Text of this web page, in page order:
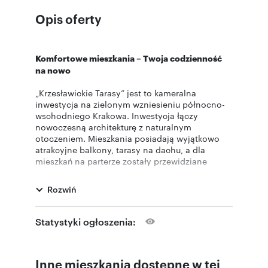
Opis oferty
Komfortowe mieszkania – Twoja codzienność
na nowo
„Krzesławickie Tarasy” jest to kameralna
inwestycja na zielonym wzniesieniu północno-
wschodniego Krakowa. Inwestycja łączy
nowoczesną architekturę z naturalnym
otoczeniem. Mieszkania posiadają wyjątkowo
atrakcyjne balkony, tarasy na dachu, a dla
mieszkań na parterze zostały przewidziane
świeżym powietrzu. Duże okna wprowadzają
mnóstwo naturalnego światła, a przestronny
układ wnętrz daje pełną swobodę w aranżacji i
codziennym użytkowaniu.
Rozwiń
Statystyki ogłoszenia:
Inne mieszkania dostępne w tej